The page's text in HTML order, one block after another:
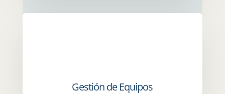
Gestión de Equipos